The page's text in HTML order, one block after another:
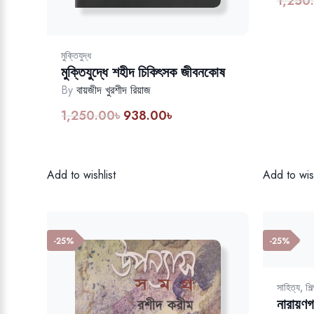
মুক্তিযুদ্ধ
মুক্তিযুদ্ধে শহীদ চিকিৎসক জীবনকোষ
Byবায়জীদ খুরশীদ রিয়াজ
1,250.00৳ Original
938.00৳Current
Add to wishlist Add to
-25% -25%
সাহিত্য,